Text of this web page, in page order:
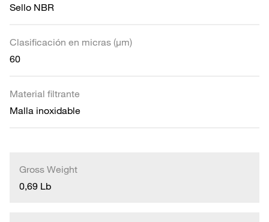
Sello NBR
Clasificación en micras (µm)
60
Material filtrante
Malla inoxidable
Gross Weight
0,69 Lb